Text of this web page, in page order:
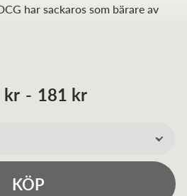
har sackaros som bärare av
kr - 181 kr
KÖP